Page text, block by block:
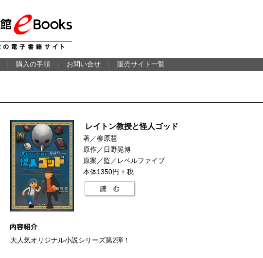
購入の手順 お問い合せ 販売サイト一覧
レイトン教授と怪人ゴッド
著／柳原慧
原作／日野晃博
原案／監／レベルファイブ
本体1350円 + 税
大人気オリジナル小説シリーズ第2弾！